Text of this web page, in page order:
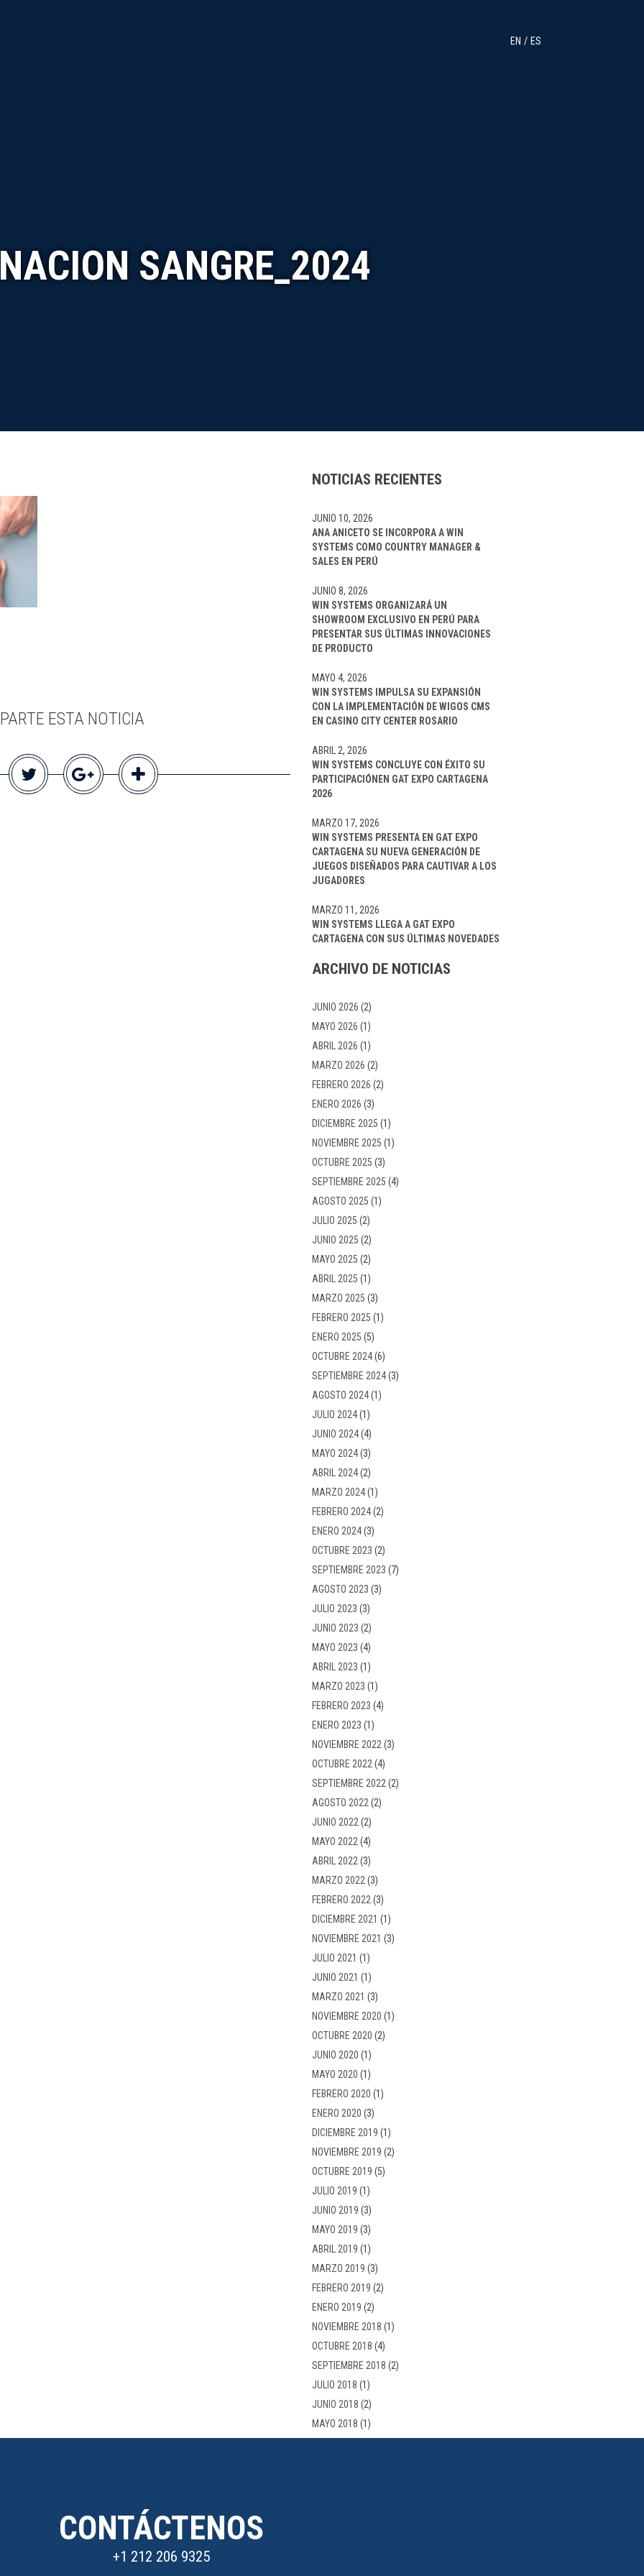
EN ES
SANGRE_2024
ESTA NOTICIA
NOTICIAS RECIENTES
ANA ANICETO SE INCORPORA A WIN
SYSTEMS COMO COUNTRY MANAGER &
SALES EN PERÚ
JUNIO 10, 2026
WIN SYSTEMS ORGANIZARÁ UN
SHOWROOM EXCLUSIVO EN PERÚ PARA
PRESENTAR SUS ÚLTIMAS INNOVACIONES
DE PRODUCTO
JUNIO 8, 2026
WIN SYSTEMS IMPULSA SU EXPANSIÓN
CON LA IMPLEMENTACIÓN DE WIGOS CMS
EN CASINO CITY CENTER ROSARIO
MAYO 4, 2026
WIN SYSTEMS CONCLUYE CON ÉXITO SU
PARTICIPACIÓNEN GAT EXPO CARTAGENA
2026
ABRIL 2, 2026
WIN SYSTEMS PRESENTA EN GAT EXPO
CARTAGENA SU NUEVA GENERACIÓN DE
JUEGOS DISEÑADOS PARA CAUTIVAR A LOS
JUGADORES
MARZO 17, 2026
WIN SYSTEMS LLEGA A GAT EXPO
CARTAGENA CON SUS ÚLTIMAS NOVEDADES
MARZO 11, 2026
ARCHIVO DE NOTICIAS
JUNIO 2026 (2)
MAYO 2026 (1)
ABRIL 2026 (1)
MARZO 2026 (2)
FEBRERO 2026 (2)
ENERO 2026 (3)
DICIEMBRE 2025 (1)
NOVIEMBRE 2025 (1)
OCTUBRE 2025 (3)
SEPTIEMBRE 2025 (4)
AGOSTO 2025 (1)
JULIO 2025 (2)
JUNIO 2025 (2)
MAYO 2025 (2)
ABRIL 2025 (1)
MARZO 2025 (3)
FEBRERO 2025 (1)
ENERO 2025 (5)
OCTUBRE 2024(6)
SEPTIEMBRE 2024(3)
AGOSTO 2024(1)
JULIO 2024(1)
JUNIO 2024(4)
MAYO 2024(3)
ABRIL 2024(2)
MARZO 2024(1)
FEBRERO 2024(2)
ENERO 2024(3)
OCTUBRE 2023 (2)
SEPTIEMBRE 2023 (7)
AGOSTO 2023 (3)
JULIO 2023 (3)
JUNIO 2023 (2)
MAYO 2023 (4)
ABRIL 2023 (1)
MARZO 2023 (1)
FEBRERO 2023 (4)
ENERO 2023 (1)
NOVIEMBRE 2022 (3)
OCTUBRE 2022 (4)
SEPTIEMBRE 2022 (2)
AGOSTO 2022 (2)
JUNIO 2022 (2)
MAYO 2022 (4)
ABRIL 2022 (3)
MARZO 2022 (3)
FEBRERO 2022 (3)
DICIEMBRE 2021 (1)
NOVIEMBRE 2021 (3)
JULIO 2021 (1)
JUNIO 2021 (1)
MARZO 2021 (3)
NOVIEMBRE 2020 (1)
OCTUBRE 2020 (2)
JUNIO 2020 (1)
MAYO 2020 (1)
FEBRERO 2020 (1)
ENERO 2020 (3)
DICIEMBRE 2019 (1)
NOVIEMBRE 2019 (2)
OCTUBRE 2019 (5)
JULIO 2019 (1)
JUNIO 2019 (3)
MAYO 2019 (3)
ABRIL 2019 (1)
MARZO 2019 (3)
FEBRERO 2019 (2)
ENERO 2019 (2)
NOVIEMBRE 2018 (1)
OCTUBRE 2018 (4)
SEPTIEMBRE 2018 (2)
JULIO 2018 (1)
JUNIO 2018 (2)
MAYO 2018 (1)
CONTÁCTENOS
+1 212 206 9325